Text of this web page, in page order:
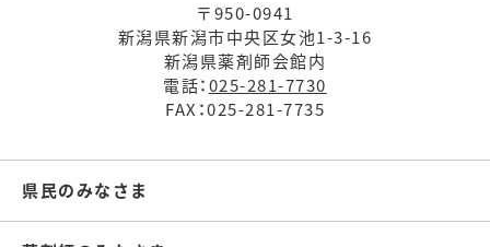
〒950-0941
新潟県新潟市中央区女池1-3-16
新潟県薬剤師会館内
電話：025-281-7730
FAX：025-281-7735
県民のみなさま